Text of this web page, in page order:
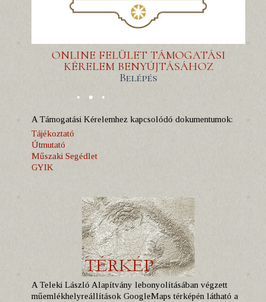
ONLINE FELÜLET TÁMOGATÁSI
KÉRELEM BENYÚJTÁSÁHOZ
Belépés
A Támogatási Kérelemhez kapcsolódó dokumentumok:
Tájékoztató
Útmutató
Műszaki Segédlet
GYIK
A Teleki László Alapítvány lebonyolításában végzett
műemlékhelyreállítások GoogleMaps térképén látható a